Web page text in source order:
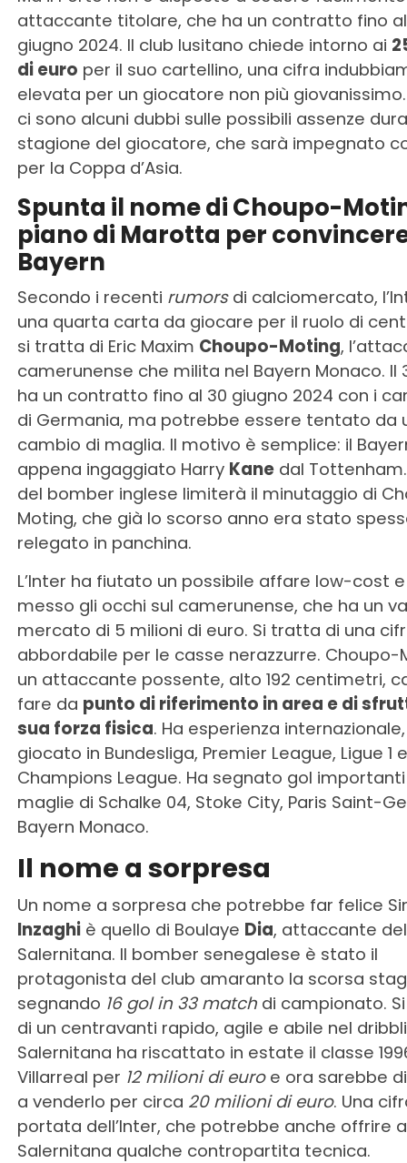
attaccante titolare, che ha un contratto fino
giugno 2024. Il club lusitano chiede intorno ai
di euro per il suo cartellino, una cifra
elevata per un giocatore non più
ci sono alcuni dubbi sulle possibili assenze
stagione del giocatore, che sarà impegnato
per la Coppa d’Asia.
Spunta il nome di Choupo-
piano di Marotta per
Bayern
Secondo i recenti rumorsdi calciomercato,
una quarta carta da giocare per il ruolo di
si tratta di Eric Maxim Choupo-Moting,
camerunense che milita nel Bayern Monaco. Il
ha un contratto fino al 30 giugno 2024 con i
di Germania, ma potrebbe essere tentato da
cambio di maglia. Il motivo è semplice: il
appena ingaggiato Harry Kanedal Tottenham.
del bomber inglese limiterà il minutaggio di
Moting, che già lo scorso anno era stato
relegato in panchina.
L’Inter ha fiutato un possibile affare low-cost
messo gli occhi sul camerunense, che ha un
mercato di 5 milioni di euro. Si tratta di una
abbordabile per le casse nerazzurre. Choupo-
un attaccante possente, alto 192 centimetri,
fare da punto di riferimento in area e di
sua forza fisica. Ha esperienza
giocato in Bundesliga, Premier League, Ligue 1 e
Champions League. Ha segnato gol
maglie di Schalke 04, Stoke City, Paris Saint-
Bayern Monaco.
Il nome a sorpresa
Un nome a sorpresa che potrebbe far felice
Inzaghiè quello di Boulaye Dia, attaccante
Salernitana. Il bomber senegalese è stato il
protagonista del club amaranto la scorsa
segnando 16 gol in 33 match di campionato.
di un centravanti rapido, agile e abile nel
Salernitana ha riscattato in estate il classe
Villarreal per 12 milioni di euroe ora sarebbe
a venderlo per circa 20 milioni di euro. Una
portata dell’Inter, che potrebbe anche offrire
Salernitana qualche contropartita tecnica.